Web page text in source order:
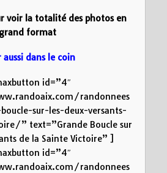
voir la totalité des photos en
grand format
aussi dans le coin
id=”4″
randonnees
sur-les-deux-versants-
” text=”Grande Boucle sur
de la Sainte Victoire” ]
id=”4″
randonnees